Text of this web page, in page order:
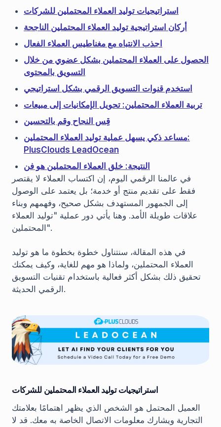
استراتيجيات توليد العملاء المحتملين للشركات
أركان استراتيجية توليد العملاء المحتملين الناجحة
اجذب الانتباه مع مغناطيس العملاء الفعال
الحصول على العملاء المحتملين بشكل عضوي من خلال
التسويق بالمحتوى
استخدم قنوات التسويق الرقمي بشكل استراتيجي
تربية العملاء المحتملين: تحويل الإمكانيات إلى مبيعات
قِس النجاح وقم بالتحسين
مساعد ذكي يسهل عملية توليد العملاء المحتملين:
PlusClouds LeadOcean
النتيجة: خلق العملاء المحتملين هو فن
في عالمنا الرقمي اليوم، إن اكتساب العملاء لا يقتصر
فقط على تقديم منتج أو خدمة؛ بل يعتمد على الوصول
إلى الجمهور المستهدف بشكل صحيح، وفهمهم وبناء
علاقات طويلة الأمد. وهنا يأتي دور عملية "توليد العملاء
المحتملين".
في هذه المقالة، سنتناول خطوة بخطوة ما هو توليد
العملاء المحتملين، ولماذا هو مهم للغاية، وكيف يمكنك
تحقيق ذلك بشكل أكثر فعالية باستخدام تقنيات التسويق
الرقمي الحديثة.
استراتيجيات توليد العملاء المحتملين للشركات
العميل المحتمل هو الشخص الذي يظهر اهتمامًا بعلامتك
التجارية ويشارك معلومات الاتصال الخاصة به معك. قد لا